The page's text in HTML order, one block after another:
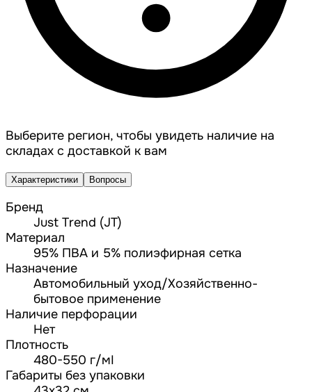
Выберите регион, чтобы увидеть наличие на
складах с доставкой к вам
Характеристики Вопросы
Бренд
Just Trend (JT)
Материал
95% ПВА и 5% полиэфирная сетка
Назначение
Автомобильный уход/Хозяйственно-
бытовое применение
Наличие перфорации
Нет
Плотность
480-550 г/мІ
Габариты без упаковки